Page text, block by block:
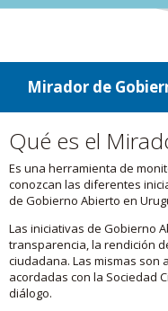
ir a contenido
ir al menú
Mirador de
Qué es el
Es una herramienta de
conozcan las diferentes
de Gobierno Abierto en
Las iniciativas de Gobierno
transparencia, la rendición
ciudadana. Las mismas son
acordadas con la Sociedad
diálogo.